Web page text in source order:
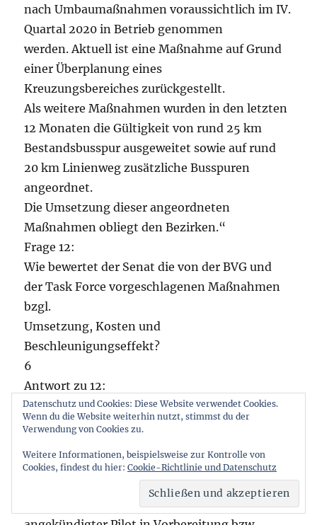
nach Umbaumaßnahmen voraussichtlich im IV.
Quartal 2020 in Betrieb genommen
werden. Aktuell ist eine Maßnahme auf Grund
einer Überplanung eines
Kreuzungsbereiches zurückgestellt.
Als weitere Maßnahmen wurden in den letzten
12 Monaten die Gültigkeit von rund 25 km
Bestandsbusspur ausgeweitet sowie auf rund
20 km Linienweg zusätzliche Busspuren
angeordnet.
Die Umsetzung dieser angeordneten
Maßnahmen obliegt den Bezirken.“
Frage 12:
Wie bewertet der Senat die von der BVG und
der Task Force vorgeschlagenen Maßnahmen
bzgl.
Umsetzung, Kosten und
Beschleunigungseffekt?
6
Antwort zu 12:
Bei allen Task-Force-Maßnahmen werden die
geschätzten Kosten dem abgeschätzten
auf die Frage 15.
Inwieweit befindet sich ein im NVP
Datenschutz und Cookies: Diese Website verwendet Cookies.
Wenn du die Website weiterhin nutzt, stimmst du der
Verwendung von Cookies zu.
Weitere Informationen, beispielsweise zur Kontrolle von
Cookies, findest du hier: Cookie-Richtlinie und Datenschutz